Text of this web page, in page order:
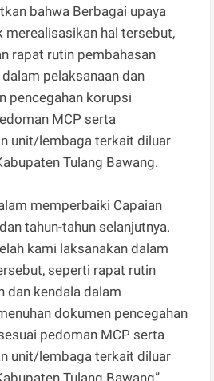
bahwa Berbagai upaya
merealisasikan hal tersebut,
rapat rutin pembahasan
pelaksanaan dan
pencegahan korupsi
MCP serta
unit/lembaga terkait diluar
Tulang Bawang.
memperbaiki Capaian
tahun-tahun selanjutnya.
kami laksanakan dalam
seperti rapat rutin
dan kendala dalam
dokumen pencegahan
pedoman MCP serta
unit/lembaga terkait diluar
Tulang Bawang”